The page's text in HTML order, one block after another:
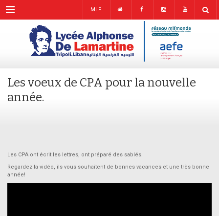
Menu MLF
Les voeux de CPA pour la nouvelle
année.
Les CPA ont écrit les lettres, ont préparé des sablés.
Regardez la vidéo, ils vous souhaitent de bonnes vacances et une très bonne
année!